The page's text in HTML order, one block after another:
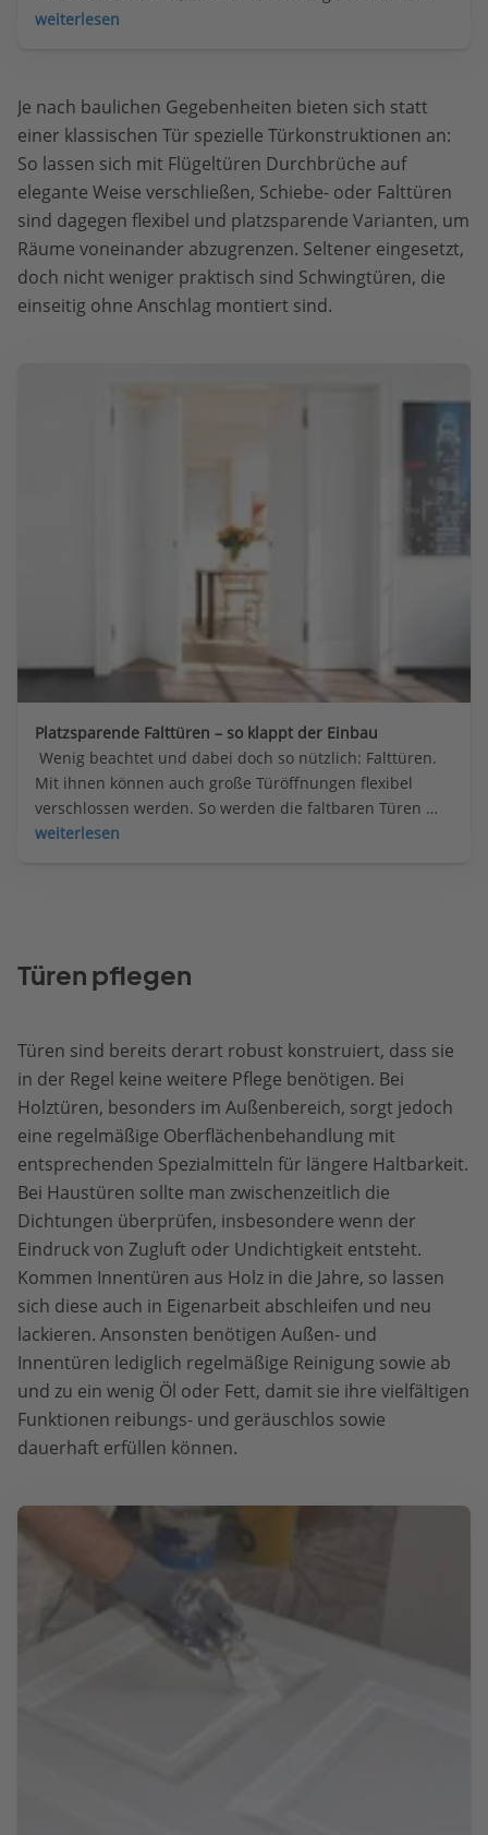
beachten sollte.
weiterlesen
Je nach baulichen Gegebenheiten bieten sich statt
einer klassischen Tür spezielle Türkonstruktionen an:
So lassen sich mit Flügeltüren Durchbrüche auf
elegante Weise verschließen, Schiebe- oder Falttüren
sind dagegen flexibel und platzsparende Varianten, um
Räume voneinander abzugrenzen. Seltener eingesetzt,
doch nicht weniger praktisch sind Schwingtüren, die
einseitig ohne Anschlag montiert sind.
Platzsparende Falttüren – so klappt der Einbau
Wenig beachtet und dabei doch so nützlich: Falttüren.
Mit ihnen können auch große Türöffnungen flexibel
verschlossen werden. So werden die faltbaren Türen
eingebaut.
weiterlesen
Türen pflegen
Türen sind bereits derart robust konstruiert, dass sie
in der Regel keine weitere Pflege benötigen. Bei
Holztüren, besonders im Außenbereich, sorgt jedoch
eine regelmäßige Oberflächenbehandlung mit
entsprechenden Spezialmitteln für längere Haltbarkeit.
Bei Haustüren sollte man zwischenzeitlich die
Dichtungen überprüfen, insbesondere wenn der
Eindruck von Zugluft oder Undichtigkeit entsteht.
Kommen Innentüren aus Holz in die Jahre, so lassen
sich diese auch in Eigenarbeit abschleifen und neu
lackieren. Ansonsten benötigen Außen- und
Innentüren lediglich regelmäßige Reinigung sowie ab
und zu ein wenig Öl oder Fett, damit sie ihre vielfältigen
Funktionen reibungs- und geräuschlos sowie
dauerhaft erfüllen können.